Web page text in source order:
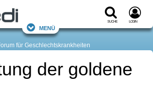
Suche Login
Menü
für Geschlechtskrankheiten
der goldene